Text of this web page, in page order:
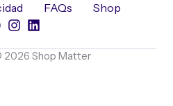
FAQs Shop
2026 Shop Matter